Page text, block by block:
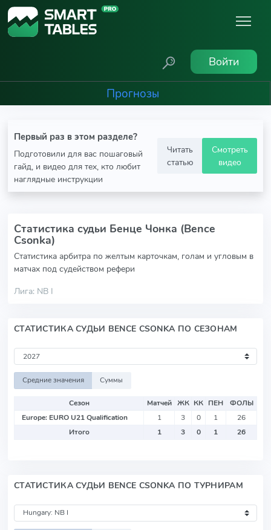
Войти
Прогнозы
Первый раз в этом разделе?
Подготовили для вас пошаговый
гайд, и видео для тех, кто любит
наглядные инструкции
Читать
статью
Смотреть
видео
Статистика судьи Бенце Чонка (Bence
Csonka)
Статистика арбитра по желтым карточкам, голам и угловым в
матчах под судейством рефери
Лига: NB I
СТАТИСТИКА СУДЬИ BENCE CSONKA ПО СЕЗОНАМ
Средние значения Суммы
Сезон Матчей ЖК КК ПЕН
ФОЛЫ
Europe: EURO U21 Qualification
1 3 0 1
26
Итого
1 3 0 1 26
СТАТИСТИКА СУДЬИ BENCE CSONKA ПО ТУРНИРАМ